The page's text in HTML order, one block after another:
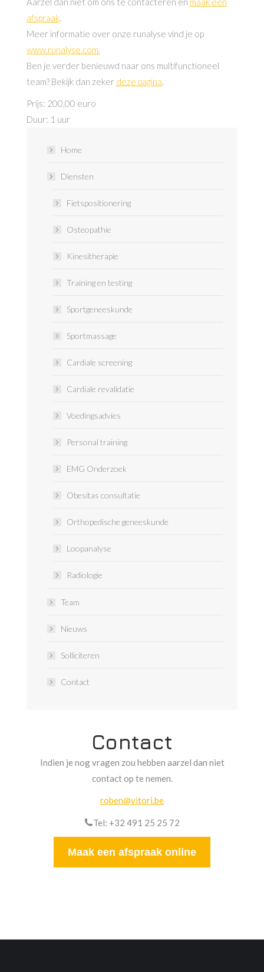
afspraak.
Meer informatie over onze runalyse vind je op
www.runalyse.com.
Ben je verder benieuwd naar ons multifunctioneel
team? Bekijk dan zeker deze pagina.
Prijs: 200,00 euro
Duur: 1 uur
Home
Diensten
Fietspositionering
Osteopathie
Kinesitherapie
Training en testing
Sportgeneeskunde
Sportmassage
Cardiale screening
Cardiale revalidatie
Voedingsadvies
Personal training
EMG Onderzoek
Obesitas consultatie
Orthopedische geneeskunde
Loopanalyse
Radiologie
Team
Nieuws
Solliciteren
Contact
Contact
Indien je nog vragen zou hebben aarzel dan niet
contact op te nemen.
roben@vitori.be
Tel: +32 491 25 25 72
Maak een afspraak online